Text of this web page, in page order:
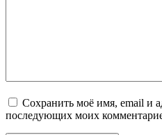
Сохранить моё имя, email и
последующих моих